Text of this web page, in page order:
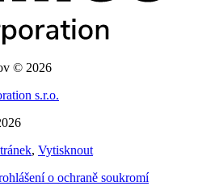
© 2026
s.r.o.
, Vytisknout
o ochraně soukromí